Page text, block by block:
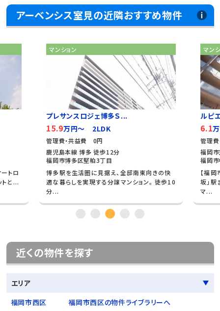
アーベンシス室見の近隣おすすめ物件
トロ
トと...
マンション
プレサンスロジェ博多Ｓ...
15.9万円～ 2LDK
管理費・共益費 0円
鹿児島本線 博多 徒歩12分
福岡市博多区堅粕3丁目
博多駅を生活圏に見据え、全邸南東向きの快
適な暮らしを実現する分譲マンション。 徒歩10
分...
マン
ルピ
6.1
管理
福岡
福岡
【福
坂」
マ...
近くの物件を探す
エリア
福岡市西区
福岡市西区の物件ライブラリーへ